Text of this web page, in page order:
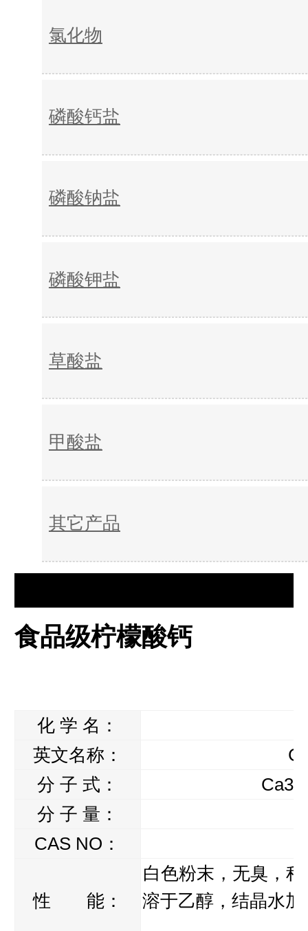
氯化物
磷酸钙盐
磷酸钠盐
磷酸钾盐
草酸盐
甲酸盐
其它产品
食品级柠檬酸钙
化 学 名：
英文名称：
分 子 式：
分 子 量：
CAS NO：
性 能：
白色粉末，无臭，
溶于乙醇，结晶水